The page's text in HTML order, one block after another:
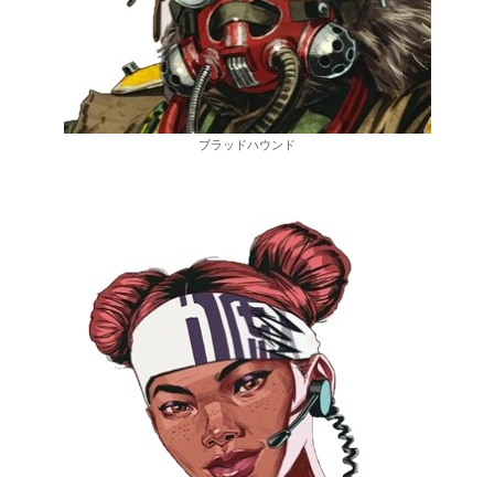
ブラッドハウンド